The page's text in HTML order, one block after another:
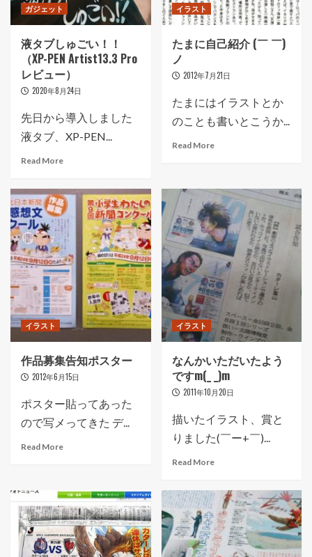
ガジェット
液タブしゅごい！！
（XP-PEN Artist13.3 Pro
レビュー）
2020年8月24日
先日から導入しました
液タブ、XP-PEN...
Read More
イラスト
たまに自己紹介 (￣ ￣)
ノ
2012年7月21日
たまにはイラストとか
のことも書いとこうか...
Read More
イラスト
作品募集告知ポスター
2012年6月15日
ポスター貼ってあった
ので写メってきた デ...
Read More
イラスト
なんかいただいたよう
ですm(_ _)m
2011年10月20日
描いたイラスト、賞と
りました(￣ー+￣)...
Read More